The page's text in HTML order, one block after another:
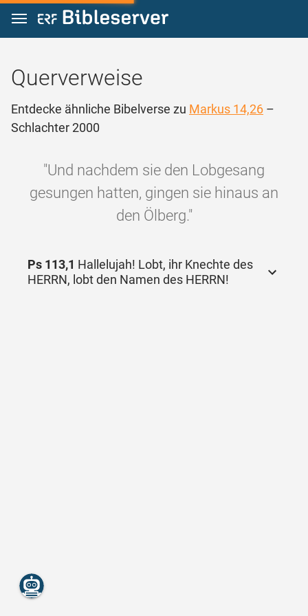
Zum Inhalt springen
Querverweise
Entdecke ähnliche Bibelverse zu Markus 14,26 –
Schlachter 2000
"Und nachdem sie den Lobgesang
gesungen hatten, gingen sie hinaus an
den Ölberg."
Ps 113,1 Hallelujah! Lobt, ihr Knechte des
HERRN, lobt den Namen des HERRN!